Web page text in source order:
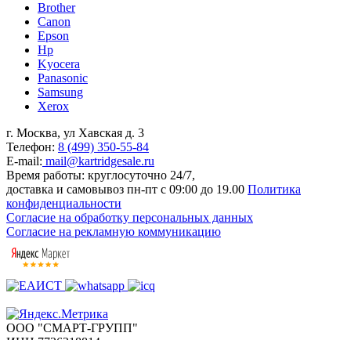
Brother
Canon
Epson
Hp
Kyocera
Panasonic
Samsung
Xerox
г. Москва, ул Хавская д. 3
Телефон: 8 (499) 350-55-84
E-mail: mail@kartridgesale.ru
Время работы: круглосуточно 24/7,
доставка и самовывоз пн-пт с 09:00 до 19.00 Политика
конфиденциальности
Согласие на обработку персональных данных
Согласие на рекламную коммуникацию
ООО "СМАРТ-ГРУПП"